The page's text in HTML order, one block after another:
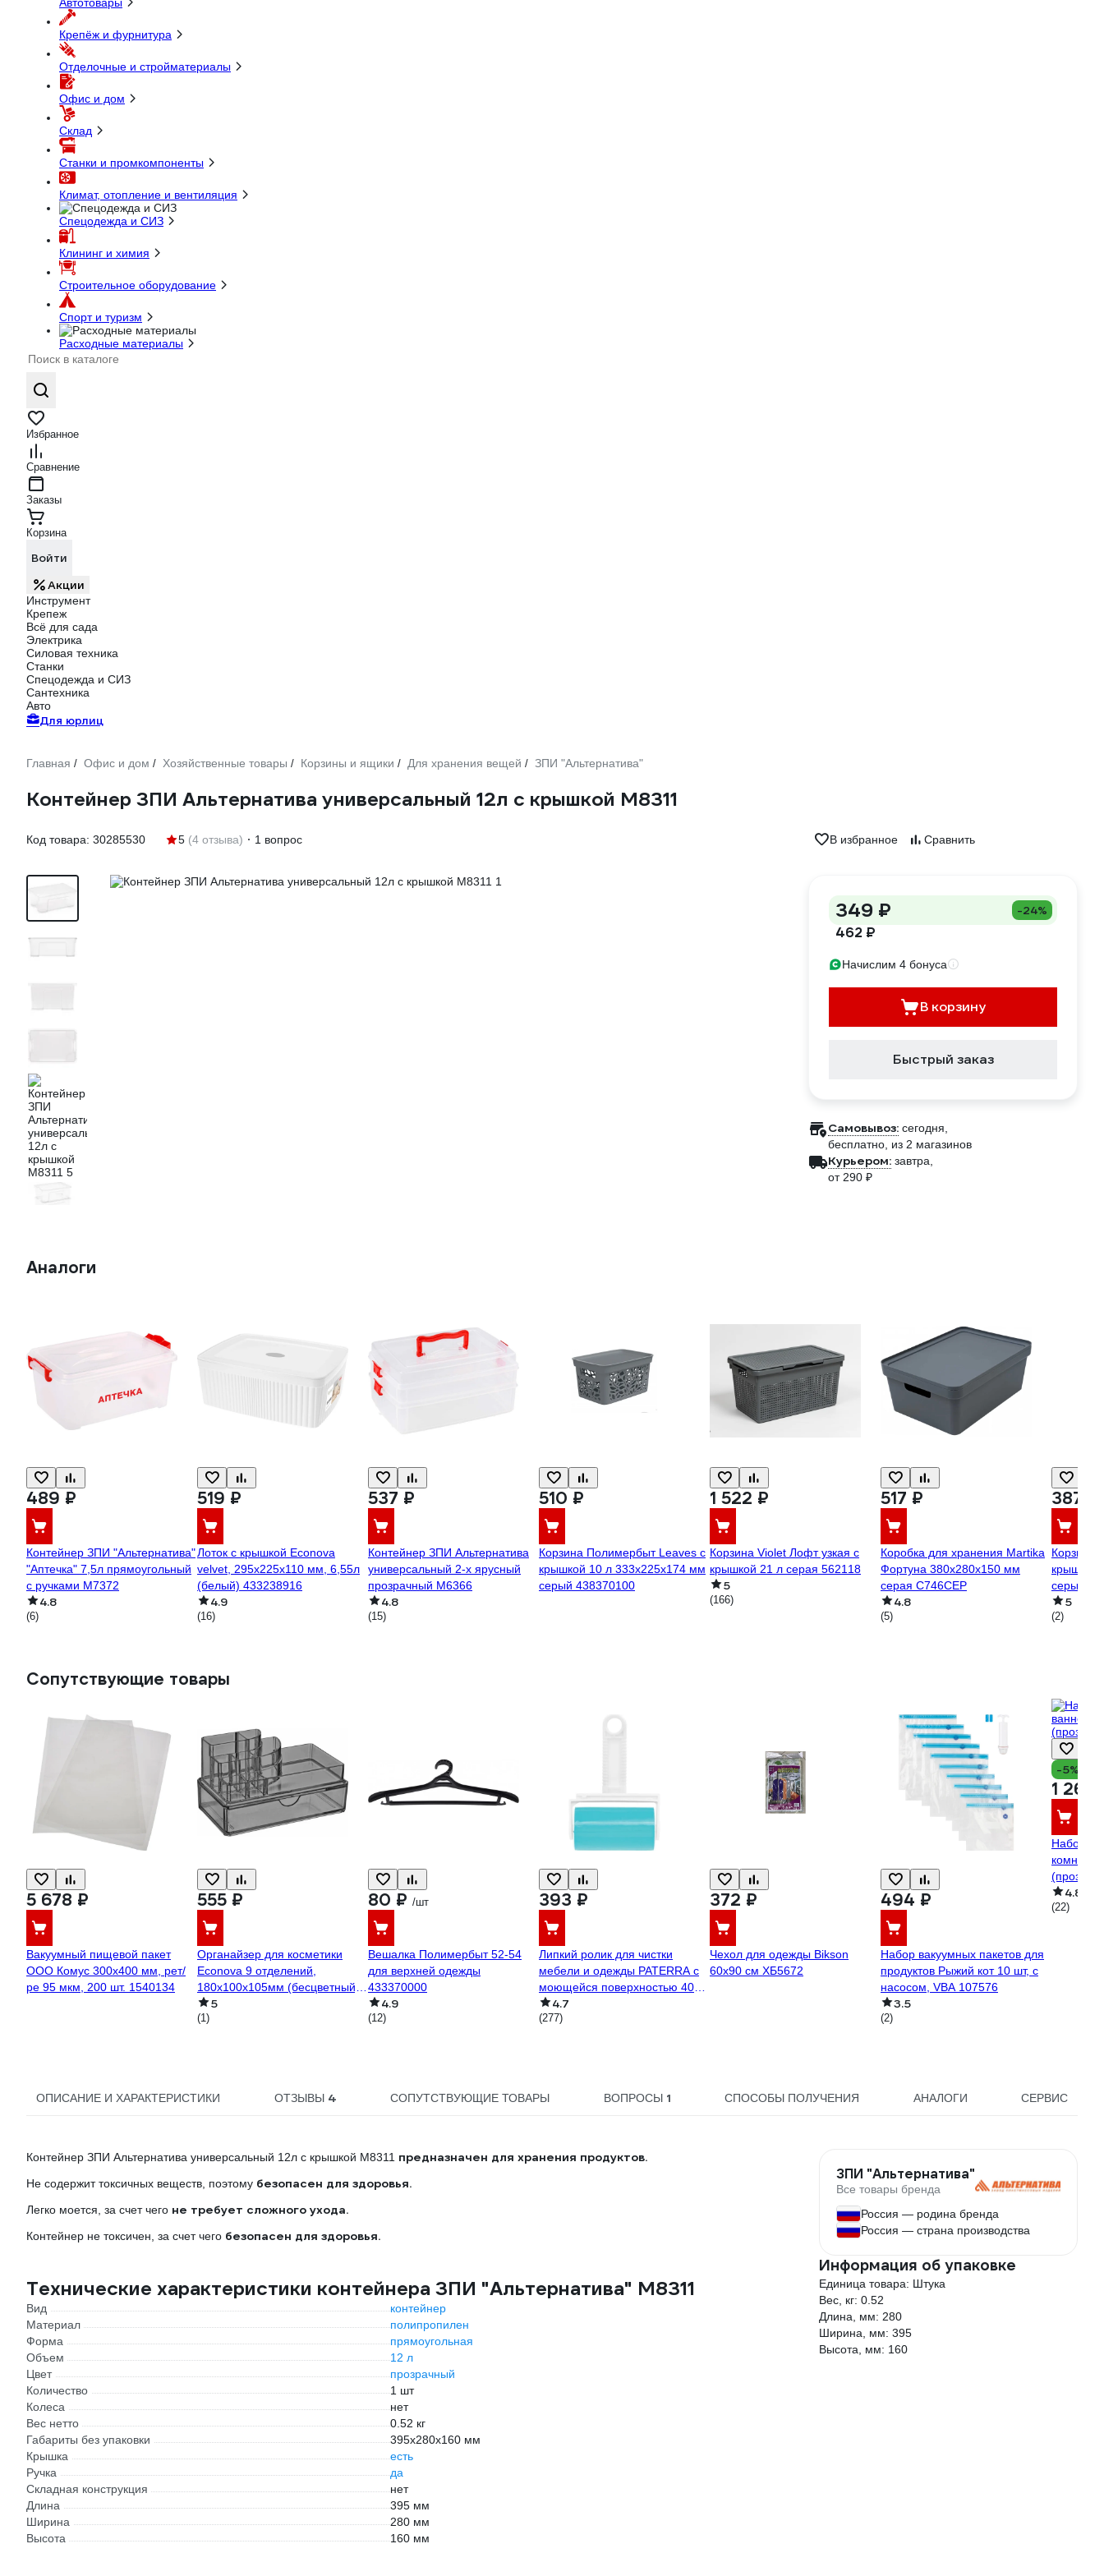
Крепёж и фурнитура
Отделочные и стройматериалы
Офис и дом
Склад
Станки и промкомпоненты
Климат, отопление и вентиляция
Спецодежда и СИЗ
Клининг и химия
Строительное оборудование
Спорт и туризм
Расходные материалы
Избранное
Сравнение
Заказы
Корзина
Войти
Акции
Инструмент
Крепеж
Всё для сада
Электрика
Силовая техника
Станки
Спецодежда и СИЗ
Сантехника
Авто
Для юрлиц
Главная / Офис и дом / Хозяйственные товары / Корзины и ящики / Для хранения вещей / ЗПИ "Альтернатива"
Контейнер ЗПИ Альтернатива универсальный 12л с крышкой М8311
Код товара: 30285530 5 (4 отзыва) 1 вопрос В избранное Сравнить
349 ₽ -24%
462 ₽
Начислим 4 бонуса
В корзину
Быстрый заказ
Самовывоз: сегодня,
бесплатно , из 2 магазинов
Курьером: завтра,
от 290 ₽
Аналоги
489 ₽
Контейнер ЗПИ "Альтернатива"
"Аптечка" 7,5л прямоугольный
с ручками М7372
4.8
(6)
519 ₽
Лоток с крышкой Econova
velvet, 295x225x110 мм, 6,55л
(белый) 433238916
4.9
(16)
537 ₽
Контейнер ЗПИ Альтернатива
универсальный 2-х ярусный
прозрачный М6366
4.8
(15)
510 ₽
Корзина Полимербыт Leaves с
крышкой 10 л 333x225x174 мм
серый 438370100
1 522 ₽
Корзина Violet Лофт узкая с
крышкой 21 л серая 562118
5
(166)
517 ₽
Коробка для хранения Martika
Фортуна 380x280x150 мм
серая С746СЕР
4.8
(5)
387 ₽
Корзина
крышкой
серый
5
(2)
Сопутствующие товары
5 678 ₽
Вакуумный пищевой пакет
ООО Комус 300x400 мм, рет/
ре 95 мкм, 200 шт. 1540134
555 ₽
Органайзер для косметики
Econova 9 отделений,
180x100x105мм (бесцветный)
411252401
5
(1)
80 ₽ /шт
Вешалка Полимербыт 52-54
для верхней одежды
433370000
4.9
(12)
393 ₽
Липкий ролик для чистки
мебели и одежды PATERRA с
моющейся поверхностью 402-
4204.7
(277)
372 ₽
Чехол для одежды Bikson
60x90 см ХБ5672
494 ₽
Набор вакуумных пакетов для
продуктов Рыжий кот 10 шт, с
насосом, VBA 107576
3.5
(2)
-5%
1 262
Набор
комнаты
4.8
(22)
ОПИСАНИЕ И ХАРАКТЕРИСТИКИ ОТЗЫВЫ 4 СОПУТСТВУЮЩИЕ ТОВАРЫ ВОПРОСЫ 1 СПОСОБЫ ПОЛУЧЕНИЯ АНАЛОГИ СЕРВИС
Контейнер ЗПИ Альтернатива универсальный 12л с крышкой М8311 предназначен для хранения продуктов.
Не содержит токсичных веществ, поэтому безопасен для здоровья.
Легко моется, за счет чего не требует сложного ухода.
Контейнер не токсичен, за счет чего безопасен для здоровья.
Технические характеристики контейнера ЗПИ "Альтернатива" М8311
Вид
контейнер
Материал
полипропилен
Форма
прямоугольная
Объем
12 л
Цвет
прозрачный
Количество
1 шт
Колеса
нет
Вес нетто
0.52 кг
Габариты без упаковки
395x280x160 мм
Крышка
есть
Ручка
да
Складная конструкция
нет
Длина
395 мм
Ширина
280 мм
Высота
160 мм
ЗПИ "Альтернатива"
Все товары бренда
Россия — родина бренда
Россия — страна производства
Информация об упаковке
Единица товара: Штука
Вес, кг: 0.52
Длина, мм: 280
Ширина, мм: 395
Высота, мм: 160